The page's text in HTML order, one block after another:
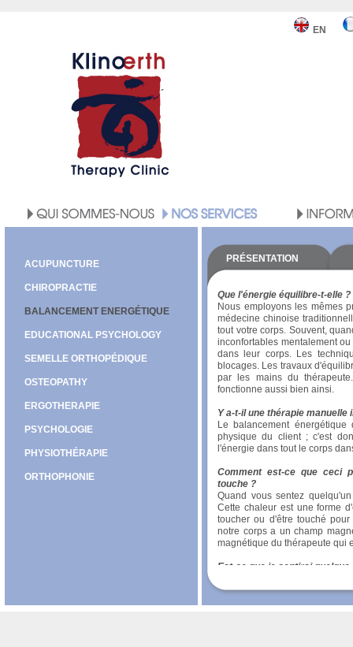
EN
ACUPUNCTURE
CHIROPRACTIE
BALANCEMENT ENERGÉTIQUE
EDUCATIONAL PSYCHOLOGY
SEMELLE ORTHOPÉDIQUE
OSTEOPATHY
ERGOTHERAPIE
PSYCHOLOGIE
PHYSIOTHÉRAPIE
ORTHOPHONIE
PRÉSENTATION
Que l'énergie équilibre-t-elle ?
Nous employons les mêmes
médecine chinoise
tout votre corps. Souvent,
inconfortables mentalement
dans leur corps. Les
blocages. Les travaux
par les mains du
fonctionne aussi bien ainsi.
Y a-t-il une thérapie manuelle
Le balancement
physique du client ; c'est
l'énergie dans tout le corps
Comment est-ce que ceci
touche ?
Quand vous sentez
Cette chaleur est une forme
toucher ou d'être touché
notre corps a un champ
magnétique du thérapeute qui
Est-ce que je sentirai quelque
malaise dans certaines parties